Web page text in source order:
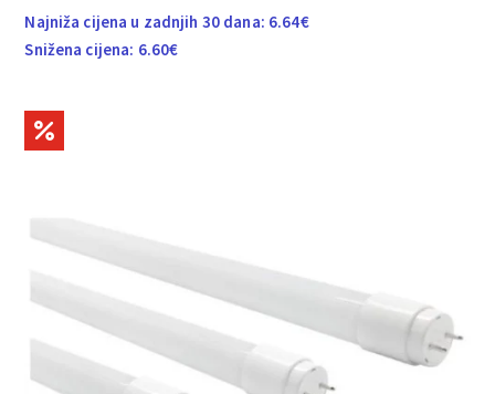
Najniža cijena u zadnjih 30 dana: 6.64€
Snižena cijena: 6.60€